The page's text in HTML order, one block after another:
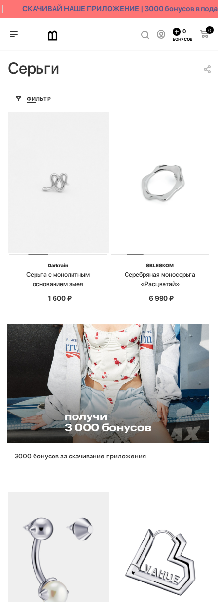
СКАЧИВАЙ НАШЕ ПРИЛОЖЕНИЕ | 3000 бонусов в
0
0
БОНУСОВ
Серьги
ФИЛЬТР
Darkrain
Серьга с монолитным
основанием змея
1 600₽
SBLESKOM
Серебряная моносерьга
«Расцветай»
6 990₽
3000 бонусов за скачивание приложения